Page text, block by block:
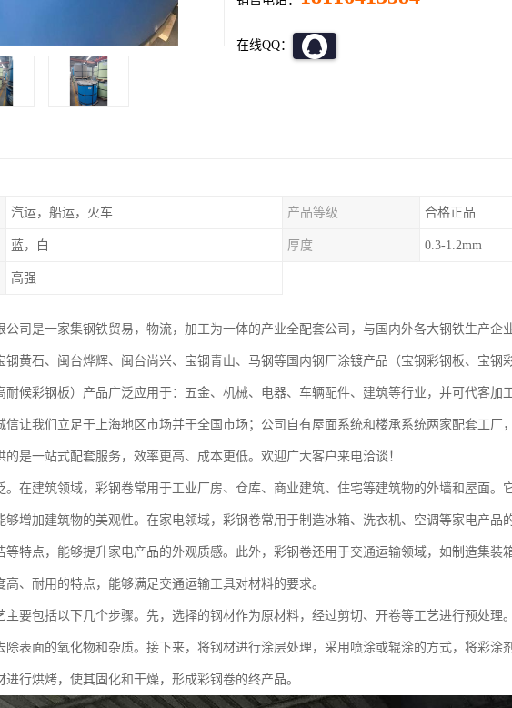
在线QQ：
汽运，船运，火车 产品等级 合格正品
蓝，白 厚度 0.3-1.2mm
高强
公司是一家集钢铁贸易，物流，加工为一体的产业全配套公司，与国内外各大钢铁生产企
钢黄石、闽台烨辉、闽台尚兴、宝钢青山、马钢等国内钢厂涂镀产品（宝钢彩钢板、宝钢
耐候彩钢板）产品广泛应用于：五金、机械、电器、车辆配件、建筑等行业，并可代客加
信让我们立足于上海地区市场并于全国市场；公司自有屋面系统和楼承系统两家配套工厂
的是一站式配套服务，效率更高、成本更低。欢迎广大客户来电洽谈！
。在建筑领域，彩钢卷常用于工业厂房、仓库、商业建筑、住宅等建筑物的外墙和屋面。
够增加建筑物的美观性。在家电领域，彩钢卷常用于制造冰箱、洗衣机、空调等家电产品
等特点，能够提升家电产品的外观质感。此外，彩钢卷还用于交通运输领域，如制造集装
高、耐用的特点，能够满足交通运输工具对材料的要求。
主要包括以下几个步骤。先，选择的钢材作为原材料，经过剪切、开卷等工艺进行预处理
除表面的氧化物和杂质。接下来，将钢材进行涂层处理，采用喷涂或辊涂的方式，将彩涂
进行烘烤，使其固化和干燥，形成彩钢卷的终产品。